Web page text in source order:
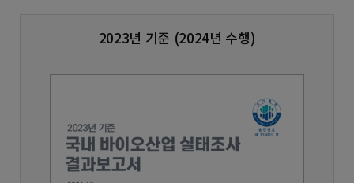
2023년 기준 (2024년 수행)